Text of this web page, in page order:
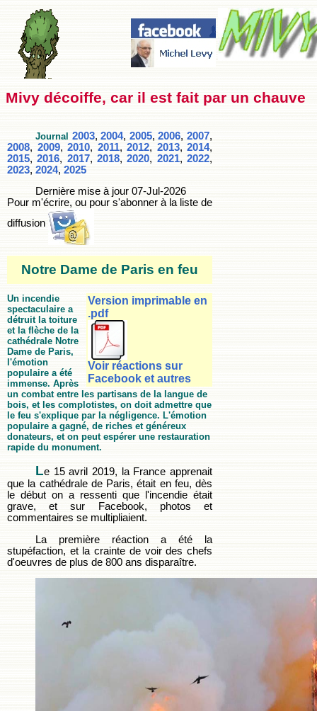
Mivy décoiffe, car il est fait par un chauve
Journal 2003,2004, 2005,2006,2007,
2008, 2009, 2010, 2011, 2012, 2013, 2014,
2015,2016, 2017,2018,2020, 2021,2022,
2023, 2024, 2025
Dernière mise à jour 07-Jul-2026
Pour m'écrire, ou pour s'abonner à la liste de
diffusion
Notre Dame de Paris en feu
Version imprimable en
.pdf
Voir réactions sur
Facebook et autres
Un incendie
spectaculaire a
détruit la toiture
et la flèche de la
cathédrale Notre
Dame de Paris,
l'émotion
populaire a été
immense. Après
un combat entre les partisans de la langue de
bois, et les complotistes, on doit admettre que
le feu s'explique par la négligence. L'émotion
populaire a gagné, de riches et généreux
donateurs, et on peut espérer une restauration
rapide du monument.
Le 15 avril 2019, la France apprenait
que la cathédrale de Paris, était en feu, dès
le début on a ressenti que l'incendie était
grave, et sur Facebook, photos et
commentaires se multipliaient.
La première réaction a été la
stupéfaction, et la crainte de voir des chefs
d'oeuvres de plus de 800 ans disparaître.